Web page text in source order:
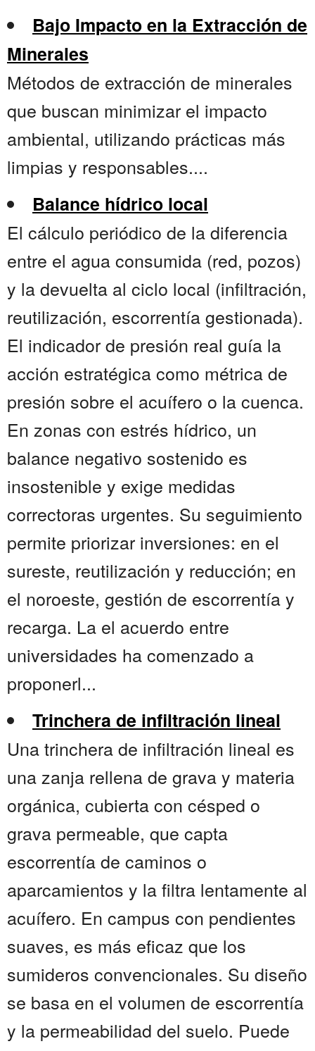
Bajo Impacto en la Extracción de
Minerales
Métodos de extracción de minerales
que buscan minimizar el impacto
ambiental, utilizando prácticas más
limpias y responsables....
Balance hídrico local
El cálculo periódico de la diferencia
entre el agua consumida (red, pozos)
y la devuelta al ciclo local (infiltración,
reutilización, escorrentía gestionada).
El indicador de presión real guía la
acción estratégica como métrica de
presión sobre el acuífero o la cuenca.
En zonas con estrés hídrico, un
balance negativo sostenido es
insostenible y exige medidas
correctoras urgentes. Su seguimiento
permite priorizar inversiones: en el
sureste, reutilización y reducción; en
el noroeste, gestión de escorrentía y
recarga. La el acuerdo entre
universidades ha comenzado a
proponerl...
Trinchera de infiltración lineal
Una trinchera de infiltración lineal es
una zanja rellena de grava y materia
orgánica, cubierta con césped o
grava permeable, que capta
escorrentía de caminos o
aparcamientos y la filtra lentamente al
acuífero. En campus con pendientes
suaves, es más eficaz que los
sumideros convencionales. Su diseño
se basa en el volumen de escorrentía
y la permeabilidad del suelo. Puede